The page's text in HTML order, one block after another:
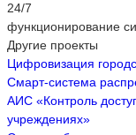
24/7
функционирование
Другие проекты
Цифровизация
Смарт-система
АИС «Контроль
учреждениях»